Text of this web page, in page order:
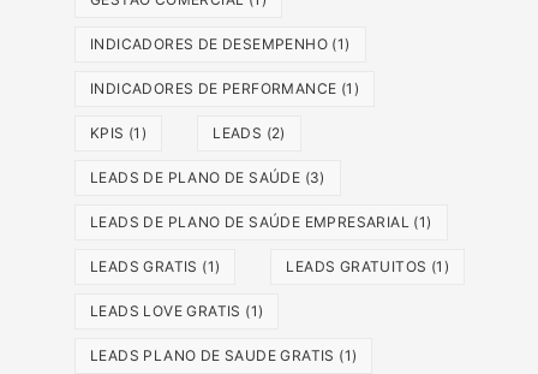
INDICADORES DE DESEMPENHO (1)
INDICADORES DE PERFORMANCE (1)
KPIS (1) LEADS (2)
LEADS DE PLANO DE SAÚDE (3)
LEADS DE PLANO DE SAÚDE EMPRESARIAL (1)
LEADS GRATIS (1) LEADS GRATUITOS (1)
LEADS LOVE GRATIS (1)
LEADS PLANO DE SAUDE GRATIS (1)